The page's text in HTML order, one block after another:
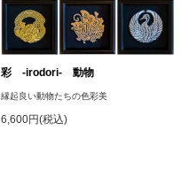
彩 -irodori- 動物
縁起良い動物たちの色彩美
6,600円(税込)